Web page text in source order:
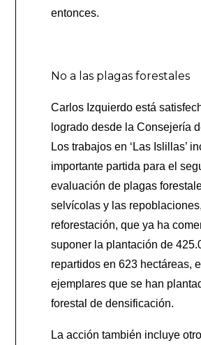
entonces.
No a las plagas forestales
Carlos Izquierdo está
logrado desde la Consejería
Los trabajos en ‘Las Islillas’
importante partida para el
evaluación de plagas
selvícolas y las
reforestación, que ya ha
suponer la plantación de
repartidos en 623 hectáreas,
ejemplares que se han
forestal de densificación.
La acción también incluye